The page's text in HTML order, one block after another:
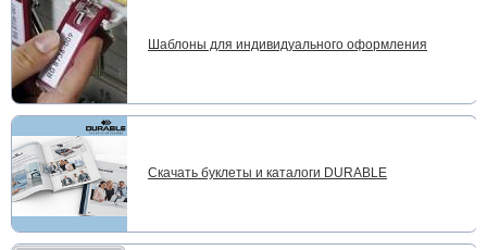
Шаблоны для индивидуального оформления
Скачать буклеты и каталоги DURABLE